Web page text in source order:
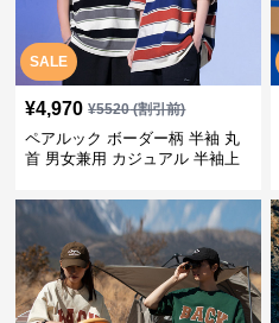
SALE
¥4,970 ¥5520(割引前)
ペアルック ボーダー柄 半袖 丸
首 男女兼用 カジュアル 半袖上